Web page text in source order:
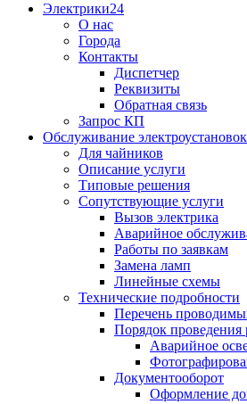
Электрики24
О нас
Города
Контакты
Диспетчер
Реквизиты
Обратная связь
Запрос КП
Обслуживание электроустановок
Для чайников
Описание услуги
Типовые решения
Сопутствующие услуги
Вызов электрика
Аварийное
Работы по заявкам
Замена ламп
Линейные схемы
Технические подробности
Перечень
Порядок проведения
Аварийное
Документооборот
Оформление